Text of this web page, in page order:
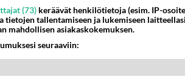
(73) keräävät henkilötietoja (esim. IP-
tietojen tallentamiseen ja lukemiseen
mahdollisen asiakaskokemuksen.
seuraaviin: